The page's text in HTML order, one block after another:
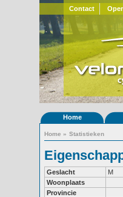
Contact
Home
Home » Statistieken
Geslacht
M
Woonplaats
Provincie